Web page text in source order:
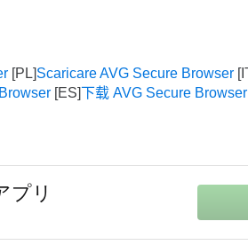
Scaricare AVG Secure Browser
下载 AVG Secure Browser
プリ